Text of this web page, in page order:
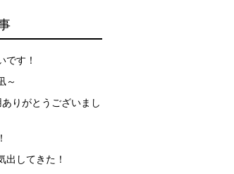
です！
～
りがとうございまし
出してきた！
合があります。スキンダイビングの経
での経験については当日ご申告いただ